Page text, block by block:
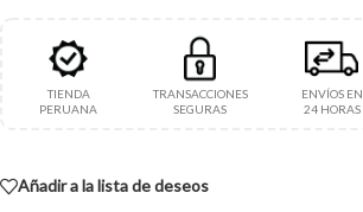
TIENDA
PERUANA
TRANSACCIONES
SEGURAS
ENVÍOS EN
24 HORAS
Añadir a la lista de deseos